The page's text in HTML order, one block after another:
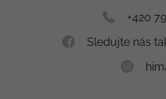
+420
Sledujte nás